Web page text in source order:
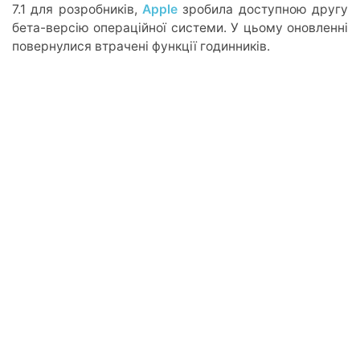
7.1 для розробників, Apple зробила доступною другу
бета-версію операційної системи. У цьому оновленні
повернулися втрачені функції годинників.